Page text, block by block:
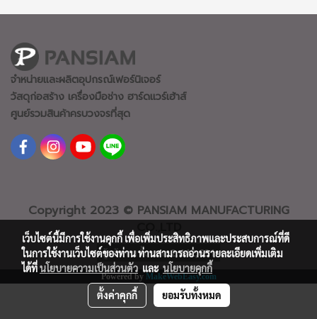
จำหน่ายและผลิตอุปกรณ์เฟอร์นิเจอร์
วัสดุก่อสร้าง เครื่องมือช่าง ฮาร์ดแวร์เฮ้าส์
ศูนย์รวมสินค้าครบวงจรที่สุด
Copyright 2023 © PANSIAM MANUFACTURING
CO.,LTD
ผู้เข้าชมทั้งหมด2,442,691
Powered by MakeWebEasy.com
เว็บไซต์นี้มีการใช้งานคุกกี้ เพื่อเพิ่มประสิทธิภาพและประสบการณ์ที่ดี
ในการใช้งานเว็บไซต์ของท่าน ท่านสามารถอ่านรายละเอียดเพิ่มเติม
ได้ที่นโยบายความเป็นส่วนตัว และ นโยบายคุกกี้
ตั้งค่าคุกกี้ ยอมรับทั้งหมด